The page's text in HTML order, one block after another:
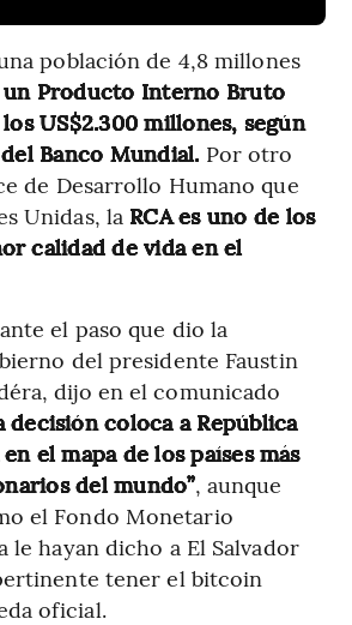
población de 4,8 millones
un Producto Interno Bruto
US$2.300 millones, según
Banco Mundial. Por otro
de Desarrollo Humano que
Unidas, la RCA es uno de los
calidad de vida en el
el paso que dio la
del presidente Faustin
dijo en el comunicado
decisión coloca a República
el mapa de los países más
del mundo”, aunque
el Fondo Monetario
le hayan dicho a El Salvador
tener el bitcoin
oficial.